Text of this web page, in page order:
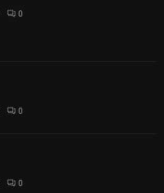
0
0
0